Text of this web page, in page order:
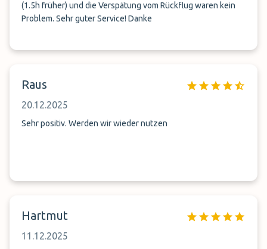
(1.5h früher) und die Verspätung vom Rückflug waren kein
Problem. Sehr guter Service! Danke
Raus
20.12.2025
Sehr positiv. Werden wir wieder nutzen
Hartmut
11.12.2025